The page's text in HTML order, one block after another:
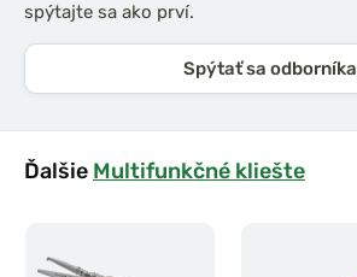
spýtajte sa ako prví.
Spýtať sa odborníka
Ďalšie Multifunkčné kliešte